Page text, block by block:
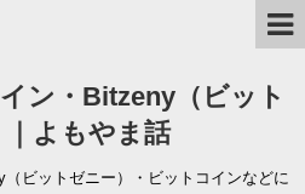
ン・Bitzeny（ビット
よもやま話
ビットゼニー）・ビットコインなどに